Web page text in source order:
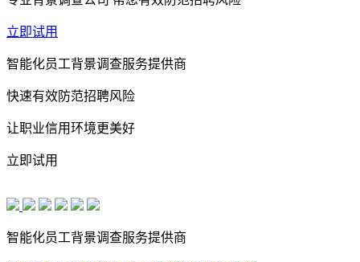
立即试用
智能化员工背景调查服务提供商
快速有效防范招聘风险
让职业信用环境更美好
立即试用
智能化员工背景调查服务提供商